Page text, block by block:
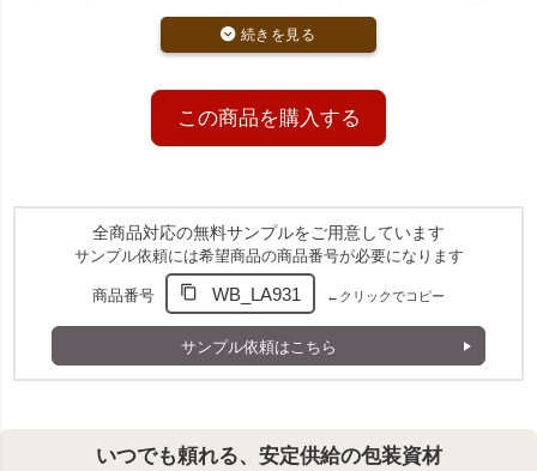
小ロット＆在庫限りでお得に導入
在庫限りでの販売となるため、まとまったご購入はお早めにどう
関連キーワード：セール商品
この商品を購入する
全商品対応の無料サンプルをご用意しています
サンプル依頼には希望商品の商品番号が必要になります
商品番号 WB_LA931 ←クリックでコピー
サンプル依頼はこちら
いつでも頼れる、安定供給の包装資材